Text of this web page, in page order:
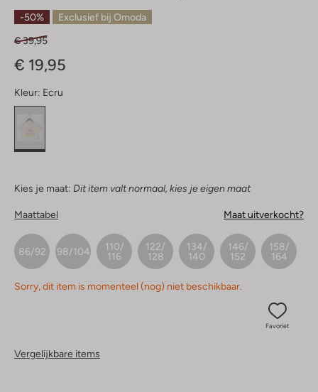
-50% Exclusief bij Omoda
€ 39,95
€ 19,95
Kleur: Ecru
Kies je maat: Dit item valt normaal, kies je eigen maat
Maattabel Maat uitverkocht?
86/92 98/104
110/
116
122/
128
134/
140
146/
152
158/
164
Sorry, dit item is momenteel (nog) niet beschikbaar.
Favoriet
Vergelijkbare items